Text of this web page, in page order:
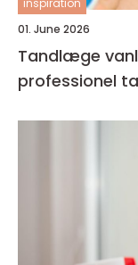
01. June 2026
Tandlæge vanløse sådan finder
professionel